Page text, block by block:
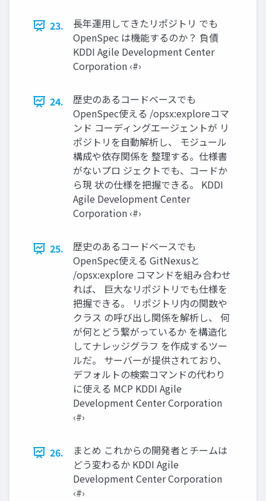
23.
長年運用してきたリポジトリ でも
OpenSpec は機能するのか？ 負債
KDDI Agile Development Center
Corporation ‹#›
24.
歴史のあるコードベースでも
OpenSpec使える /opsx:exploreコマ
ンド コーディングエージェントが リ
ポジトリを自動解析し、 モジュール
構成や依存関係を 整理する。仕様書
がないプロ ジェクトでも、コードか
ら現 状の仕様を把握できる。 KDDI
Agile Development Center
Corporation ‹#›
25.
歴史のあるコードベースでも
OpenSpec使える GitNexusと
/opsx:explore コマンドを組み合わせ
れば、 巨大なリポジトリでも仕様を
把握できる。 リポジトリ内の関数や
クラス の呼び出し関係を解析し、 何
が何とどう繋がっているか を構造化
してナレッジグラフ を作成するツー
ルだ。 サーバーが提供されており、
デフォルトの検索コマンドの代わり
に使える MCP KDDI Agile
Development Center Corporation
‹#›
26.
まとめ これからの開発者とチームは
どう変わるか KDDI Agile
Development Center Corporation
‹#›